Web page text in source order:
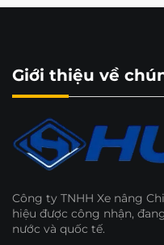
Giới thiệu về
Công ty TNHH Xe nâng
hiệu được công nhận,
nước và quốc tế.